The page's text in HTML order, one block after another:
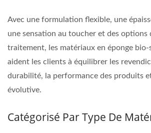
Avec une formulation flexible, une
une sensation au toucher et des options
traitement, les matériaux en éponge bio-
aident les clients à équilibrer les
durabilité, la performance des produits
évolutive.
Catégorisé Par Type De